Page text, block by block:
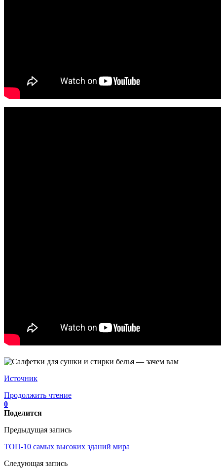
Источник
Продолжить чтение
0
Поделится
Предыдущая запись
ТОП-10 самых высоких зданий мира
Следующая запись